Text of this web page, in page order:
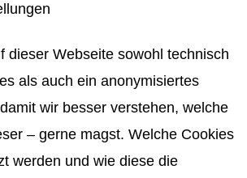
dieser Webseite sowohl technisch
als auch ein anonymisiertes
wir besser verstehen, welche
– gerne magst. Welche Cookies
werden und wie diese die